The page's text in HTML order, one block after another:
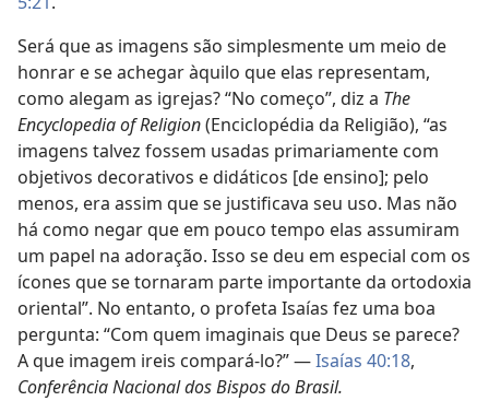
Será que as imagens são simplesmente um meio de
honrar e se achegar àquilo que elas representam,
como alegam as igrejas? “No começo”, diz a The
Encyclopedia of Religion(Enciclopédia da Religião), “as
imagens talvez fossem usadas primariamente com
objetivos decorativos e didáticos [de ensino]; pelo
menos, era assim que se justificava seu uso. Mas não
há como negar que em pouco tempo elas assumiram
um papel na adoração. Isso se deu em especial com os
ícones que se tornaram parte importante da ortodoxia
oriental”. No entanto, o profeta Isaías fez uma boa
pergunta: “Com quem imaginais que Deus se parece?
A que imagem ireis compará-lo?” —Isaías 40:18,
Conferência Nacional dos Bispos do Brasil.